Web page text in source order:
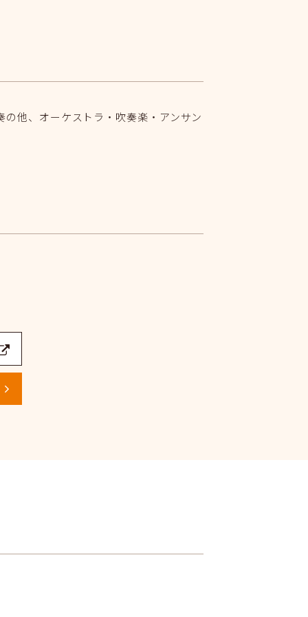
他、オーケストラ・吹奏楽・アンサン